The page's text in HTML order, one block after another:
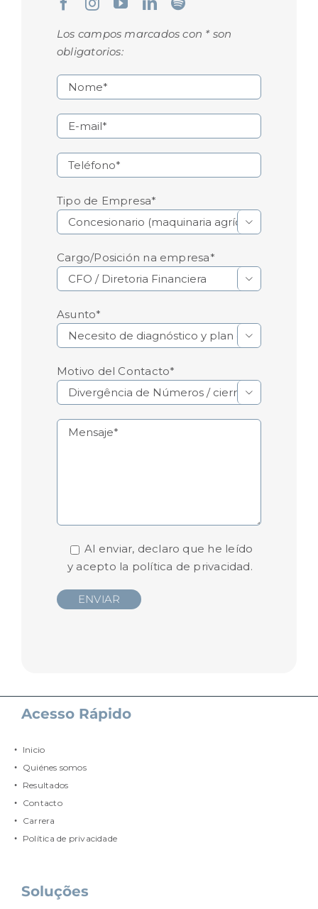
Los campos marcados con * son
obligatorios:
Tipo de Empresa*

Cargo/Posición na empresa*

Asunto*

Motivo del Contacto*

Al enviar, declaro que he leído
y acepto la política de privacidad.
Acesso Rápido
Inicio
Quiénes somos
Resultados
Contacto
Carrera
Política de privacidade
Soluções